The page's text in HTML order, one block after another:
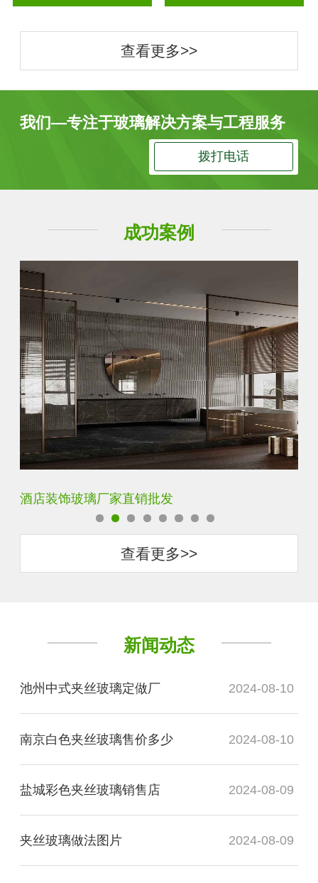
查看更多>>
我们—专注于玻璃解决方案与工程服务
拨打电话
成功案例
玻璃砖厂家直销批发
查看更多>>
新闻动态
池州中式夹丝玻璃定做厂 2024-08-10
南京白色夹丝玻璃售价多少 2024-08-10
盐城彩色夹丝玻璃销售店 2024-08-09
夹丝玻璃做法图片 2024-08-09